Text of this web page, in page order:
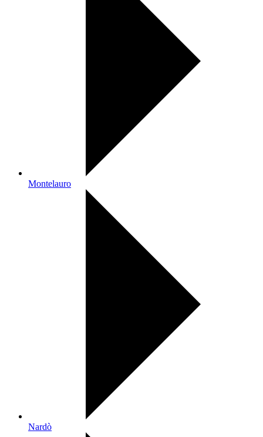
Montelauro
Nardò